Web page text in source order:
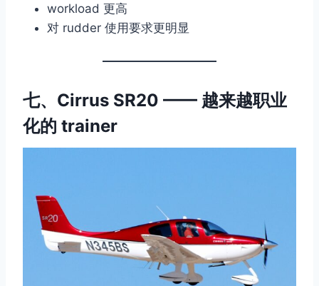
workload 更高
对 rudder 使用要求更明显
七、Cirrus SR20 —— 越来越职业
化的 trainer